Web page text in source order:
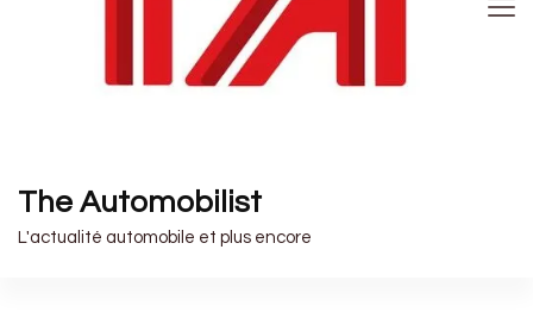
The Automobilist
L'actualité automobile et plus encore